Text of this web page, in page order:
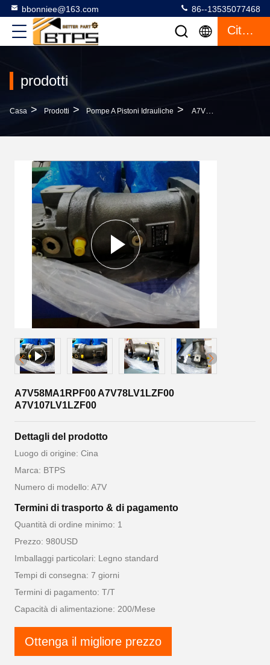
bbonniee@163.com 86--13535077468
Citazione
prodotti
Casa > Prodotti > Pompe A Pistoni Idrauliche > A7V58MA1RPF00 A7V78LV1LZF00 A7V107LV1LZF00
A7V58MA1RPF00 A7V78LV1LZF00
A7V107LV1LZF00
Dettagli del prodotto
Luogo di origine: Cina
Marca: BTPS
Numero di modello: A7V
Termini di trasporto & di pagamento
Quantità di ordine minimo: 1
Prezzo: 980USD
Imballaggi particolari: Legno standard
Tempi di consegna: 7 giorni
Termini di pagamento: T/T
Capacità di alimentazione: 200/Mese
Ottenga il migliore prezzo